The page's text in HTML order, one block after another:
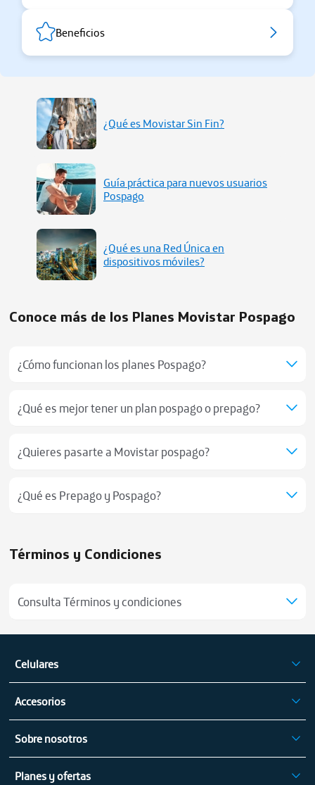
Beneficios
¿Qué es Movistar Sin Fin?
Guía práctica para nuevos usuarios
Pospago
¿Qué es una Red Única en
dispositivos móviles?
Conoce más de los Planes Movistar Pospago
¿Cómo funcionan los planes Pospago?
¿Qué es mejor tener un plan pospago o prepago?
¿Quieres pasarte a Movistar pospago?
¿Qué es Prepago y Pospago?
Términos y Condiciones
Consulta Términos y condiciones
Celulares
iPhone
Celulares Samsung
Celulares Xiaomi
Celulares Motorola
Accesorios
Audífonos
Tablets
Electrodomésticos
Cargadores
Sobre nosotros
Mapa de cobertura fija
Mapa de cobertura móvil
Planes y ofertas